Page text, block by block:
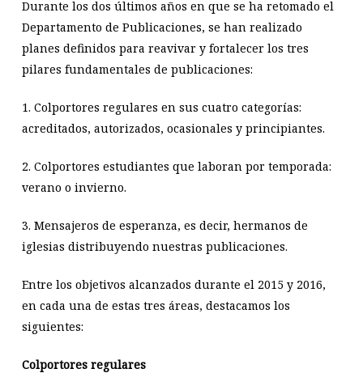
Durante los dos últimos años en que se ha retomado el
Departamento de Publicaciones, se han realizado
planes definidos para reavivar y fortalecer los tres
pilares fundamentales de publicaciones:
1. Colportores regulares en sus cuatro categorías:
acreditados, autorizados, ocasionales y principiantes.
2. Colportores estudiantes que laboran por temporada:
verano o invierno.
3. Mensajeros de esperanza, es decir, hermanos de
iglesias distribuyendo nuestras publicaciones.
Entre los objetivos alcanzados durante el 2015 y 2016,
en cada una de estas tres áreas, destacamos los
siguientes:
Colportores regulares